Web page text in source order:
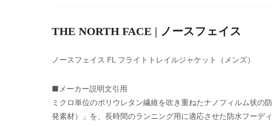
THE NORTH FACE | ノースフェイス
ノースフェイス FL フライトトレイルジャケット（メンズ）
■メーカー説明文引用
ミクロ単位のポリウレタン繊維を吹き重ねたナノフィルム状の
発素材）」を、長時間のランニング用に適応させた防水フーディ